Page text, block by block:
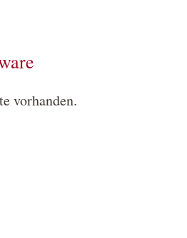
vorhanden.